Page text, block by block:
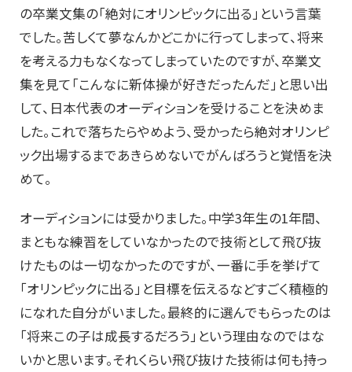
の卒業文集の「絶対にオリンピックに出る」という言葉
でした。苦しくて夢なんかどこかに行ってしまって、将来
を考える力もなくなってしまっていたのですが、卒業文
集を見て「こんなに新体操が好きだったんだ」と思い出
して、日本代表のオーディションを受けることを決めま
した。これで落ちたらやめよう、受かったら絶対オリンピ
ック出場するまであきらめないでがんばろうと覚悟を決
めて。
オーディションには受かりました。中学3年生の1年間、
まともな練習をしていなかったので技術として飛び抜
けたものは一切なかったのですが、一番に手を挙げて
「オリンピックに出る」と目標を伝えるなどすごく積極的
になれた自分がいました。最終的に選んでもらったのは
「将来この子は成長するだろう」という理由なのではな
いかと思います。それくらい飛び抜けた技術は何も持っ